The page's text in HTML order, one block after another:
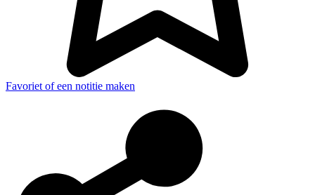
Favoriet of een notitie maken